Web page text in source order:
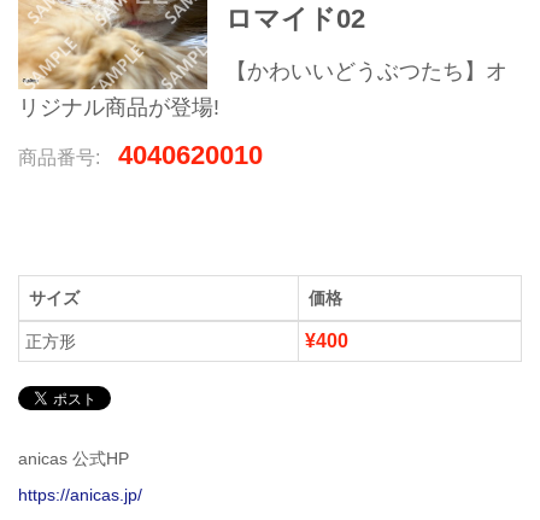
ロマイド02
【かわいいどうぶつたち】オ
リジナル商品が登場!
商品番号: 4040620010
サイズ 価格
正方形 ¥400
anicas 公式HP
https://anicas.jp/